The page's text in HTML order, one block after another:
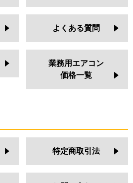
よくある質問
業務用エアコン
価格一覧
特定商取引法